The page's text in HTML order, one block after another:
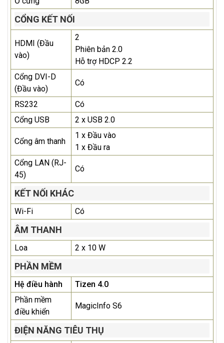
CỔNG KẾT NỐI
HDMI (Đầu
vào)
2
Phiên bản 2.0
Hỗ trợ HDCP 2.2
Cổng DVI-D
(Đầu vào)
Có
RS232
Có
Cổng USB
2 x USB 2.0
Cổng âm thanh
1 x Đầu vào
1 x Đầu ra
Cổng LAN (RJ-
45)
Có
KẾT NỐI KHÁC
Wi-Fi Có
ÂM THANH
Loa 2 x 10 W
PHẦN MỀM
Hệ điều hành
Tizen 4.0
Phần mềm
điều khiển
MagicInfo S6
ĐIỆN NĂNG TIÊU THỤ